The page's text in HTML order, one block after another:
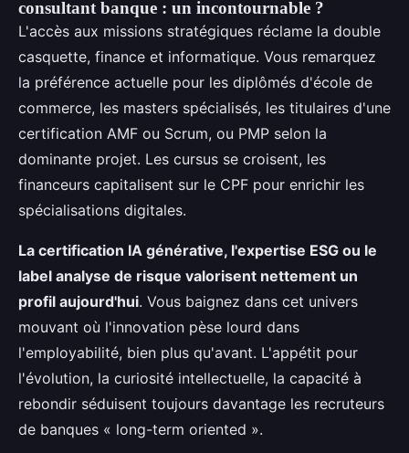
consultant banque : un incontournable ?
L'accès aux missions stratégiques réclame la double
casquette, finance et informatique. Vous remarquez
la préférence actuelle pour les diplômés d'école de
commerce, les masters spécialisés, les titulaires d'une
certification AMF ou Scrum, ou PMP selon la
dominante projet. Les cursus se croisent, les
financeurs capitalisent sur le CPF pour enrichir les
spécialisations digitales.
La certification IA générative, l'expertise ESG ou le
label analyse de risque valorisent nettement un
profil aujourd'hui. Vous baignez dans cet univers
mouvant où l'innovation pèse lourd dans
l'employabilité, bien plus qu'avant. L'appétit pour
l'évolution, la curiosité intellectuelle, la capacité à
rebondir séduisent toujours davantage les recruteurs
de banques « long-term oriented ».